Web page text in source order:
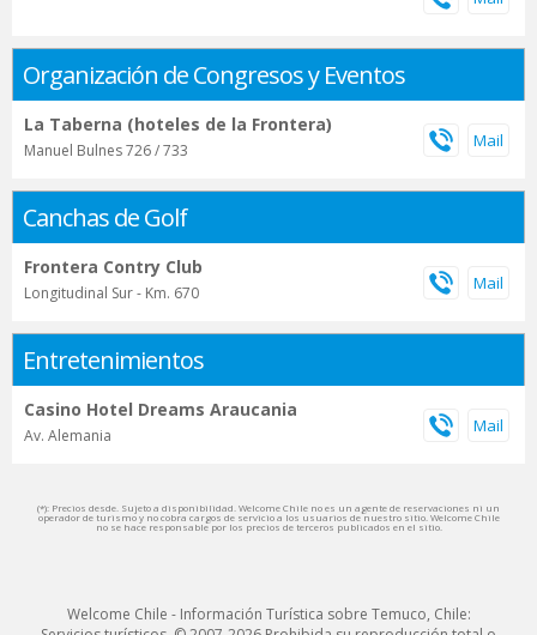
Organización de Congresos y Eventos
La Taberna (hoteles de la Frontera)
Manuel Bulnes 726 / 733
Canchas de Golf
Frontera Contry Club
Longitudinal Sur - Km. 670
Entretenimientos
Casino Hotel Dreams Araucania
Av. Alemania
(*): Precios desde. Sujeto a disponibilidad. Welcome Chile no es un agente de reservaciones ni un
operador de turismo y no cobra cargos de servicio a los usuarios de nuestro sitio. Welcome Chile
no se hace responsable por los precios de terceros publicados en el sitio.
Welcome Chile - Información Turística sobre Temuco, Chile: